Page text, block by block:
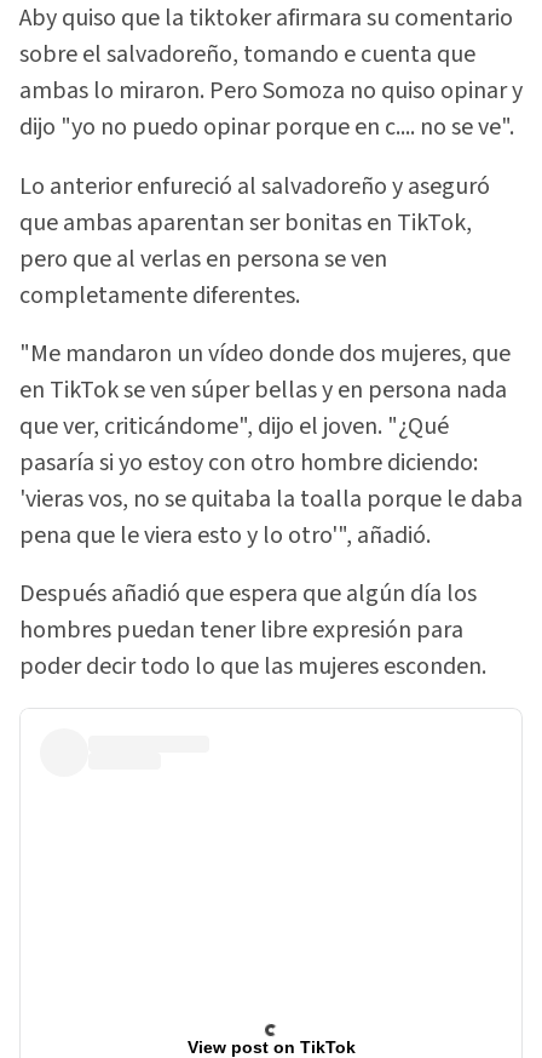
Aby quiso que la tiktoker afirmara su comentario
sobre el salvadoreño, tomando e cuenta que
ambas lo miraron. Pero Somoza no quiso opinar y
dijo "yo no puedo opinar porque en c.... no se ve".
Lo anterior enfureció al salvadoreño y aseguró
que ambas aparentan ser bonitas en TikTok,
pero que al verlas en persona se ven
completamente diferentes.
"Me mandaron un vídeo donde dos mujeres, que
en TikTok se ven súper bellas y en persona nada
que ver, criticándome", dijo el joven. "¿Qué
pasaría si yo estoy con otro hombre diciendo:
'vieras vos, no se quitaba la toalla porque le daba
pena que le viera esto y lo otro'", añadió.
Después añadió que espera que algún día los
hombres puedan tener libre expresión para
poder decir todo lo que las mujeres esconden.
View post on TikTok